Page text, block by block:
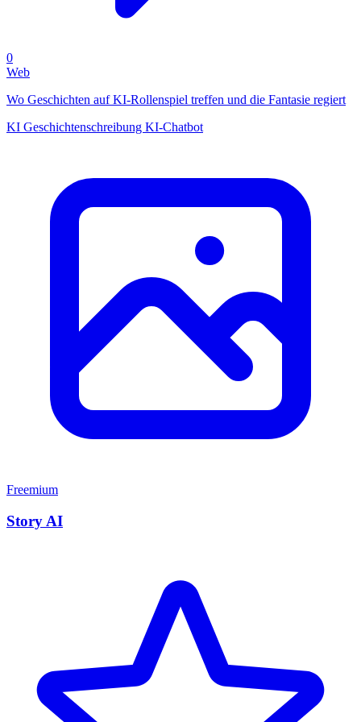
0
Web
Wo Geschichten auf KI-Rollenspiel treffen und die Fantasie regiert
KI Geschichtenschreibung KI-Chatbot
Freemium
Story AI